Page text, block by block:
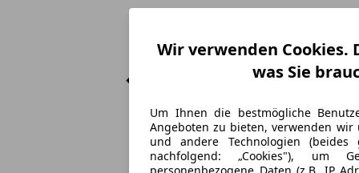
Wir verwenden Cookies.
was Sie
Um Ihnen die bestmögliche
Angeboten zu bieten, verwenden wir
und andere Technologien
nachfolgend: „Cookies"), um